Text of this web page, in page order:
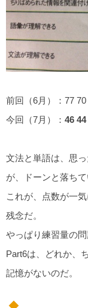
前回（6月）：77 70
今回（7月）： 46
文法と単語は、思
が、ドーンと落ちて
これが、点数が一
残念だ。
やっぱり練習量の問
Part6は、どれか、
記憶がないのだ。